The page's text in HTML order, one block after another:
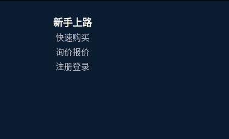
新手上路
快速购买
询价报价
注册登录